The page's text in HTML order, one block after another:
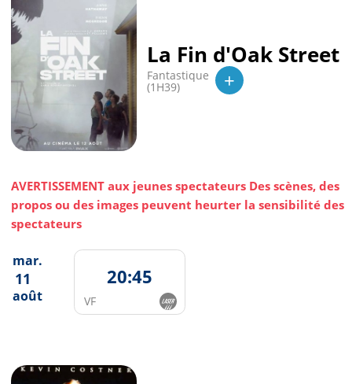
La Fin d'Oak Street
Fantastique
(1H39) +
AVERTISSEMENT aux jeunes spectateurs Des scènes, des
propos ou des images peuvent heurter la sensibilité des
spectateurs
mar.
11
août
20:45
VF